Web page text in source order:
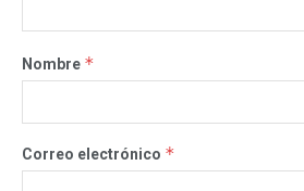
Nombre *
Correo electrónico *